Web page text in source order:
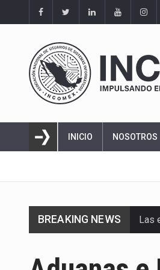
INICIO NOSOTROS
BREAKING NEWS Las